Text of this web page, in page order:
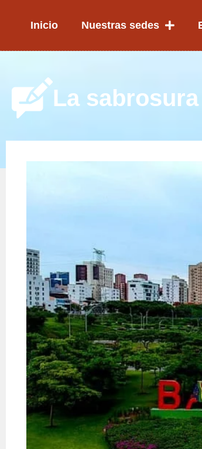
Inicio Nuestras sedes
La